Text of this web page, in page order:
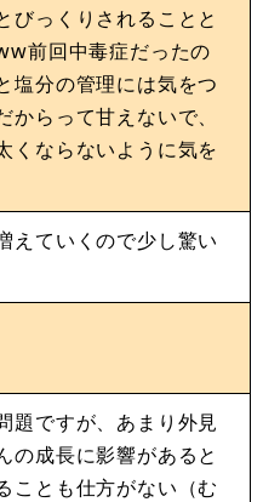
びっくりされることと
前回中毒症だったの
塩分の管理には気をつ
からって甘えないで、
くならないように気を
えていくので少し驚い
題ですが、あまり外見
の成長に影響があると
ことも仕方がない（む